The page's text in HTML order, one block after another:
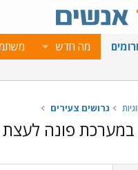
מה חדש
גרושים צעירים
במערכת פונה לעצת